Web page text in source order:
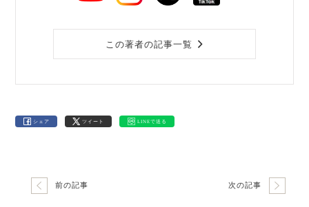
この著者の記事一覧
シェア ツイート LINEで送る
前の記事 次の記事